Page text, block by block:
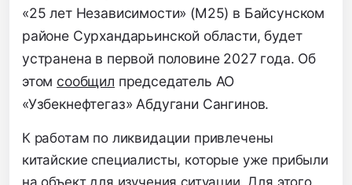
«25 лет Независимости» (М25) в Байсунском
районе Сурхандарьинской области, будет
устранена в первой половине 2027 года. Об
этом сообщил председатель АО
«Узбекнефтегаз» Абдугани Сангинов.
К работам по ликвидации привлечены
китайские специалисты, которые уже прибыли